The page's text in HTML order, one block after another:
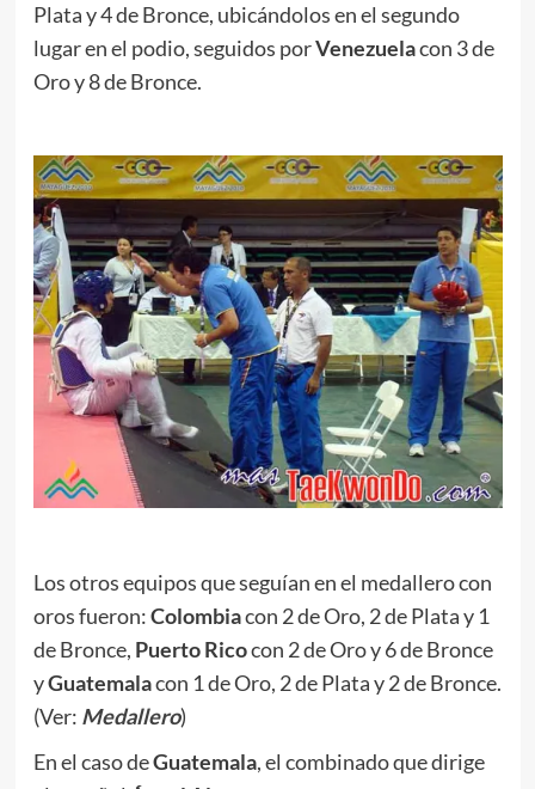
Plata y 4 de Bronce, ubicándolos en el segundo
lugar en el podio, seguidos porVenezuelacon 3 de
Oro y 8 de Bronce.
Los otros equipos que seguían en el medallero con
oros fueron:Colombiacon 2 de Oro, 2 de Plata y 1
de Bronce, Puerto Ricocon 2 de Oro y 6 de Bronce
yGuatemalacon 1 de Oro, 2 de Plata y 2 de Bronce.
(Ver: Medallero)
En el caso deGuatemala, el combinado que dirige